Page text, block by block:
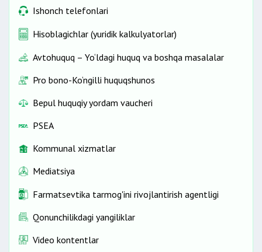
Ishonch telefonlari
Hisoblagichlar (yuridik kalkulyatorlar)
Avtohuquq – Yo‘ldagi huquq va boshqa masalalar
Pro bono-Ko‘ngilli huquqshunos
Bepul huquqiy yordam vaucheri
PSEA
Kommunal xizmatlar
Mediatsiya
Farmatsevtika tarmog'ini rivojlantirish agentligi
Qonunchilikdagi yangiliklar
Video kontentlar